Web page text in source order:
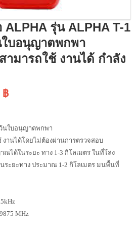
รุ่น ALPHA T-1
ใบอนุญาตพกพา
ามารถใช้ งานได้ กำลัง
฿
นใบอนุญาตพกพา
านได้โดยไม่ต้องผ่านการตรวจสอบ
ได้ในระยะ ทาง 1-3 กิโลเมตร ในที่โล่ง
ะยะทาง ประมาณ 1-2 กิโลเมตร มนพื้นที่
MHz